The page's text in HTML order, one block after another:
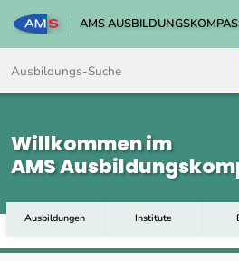
AMS
Willkommen im
AMS
Ausbildungen Institute